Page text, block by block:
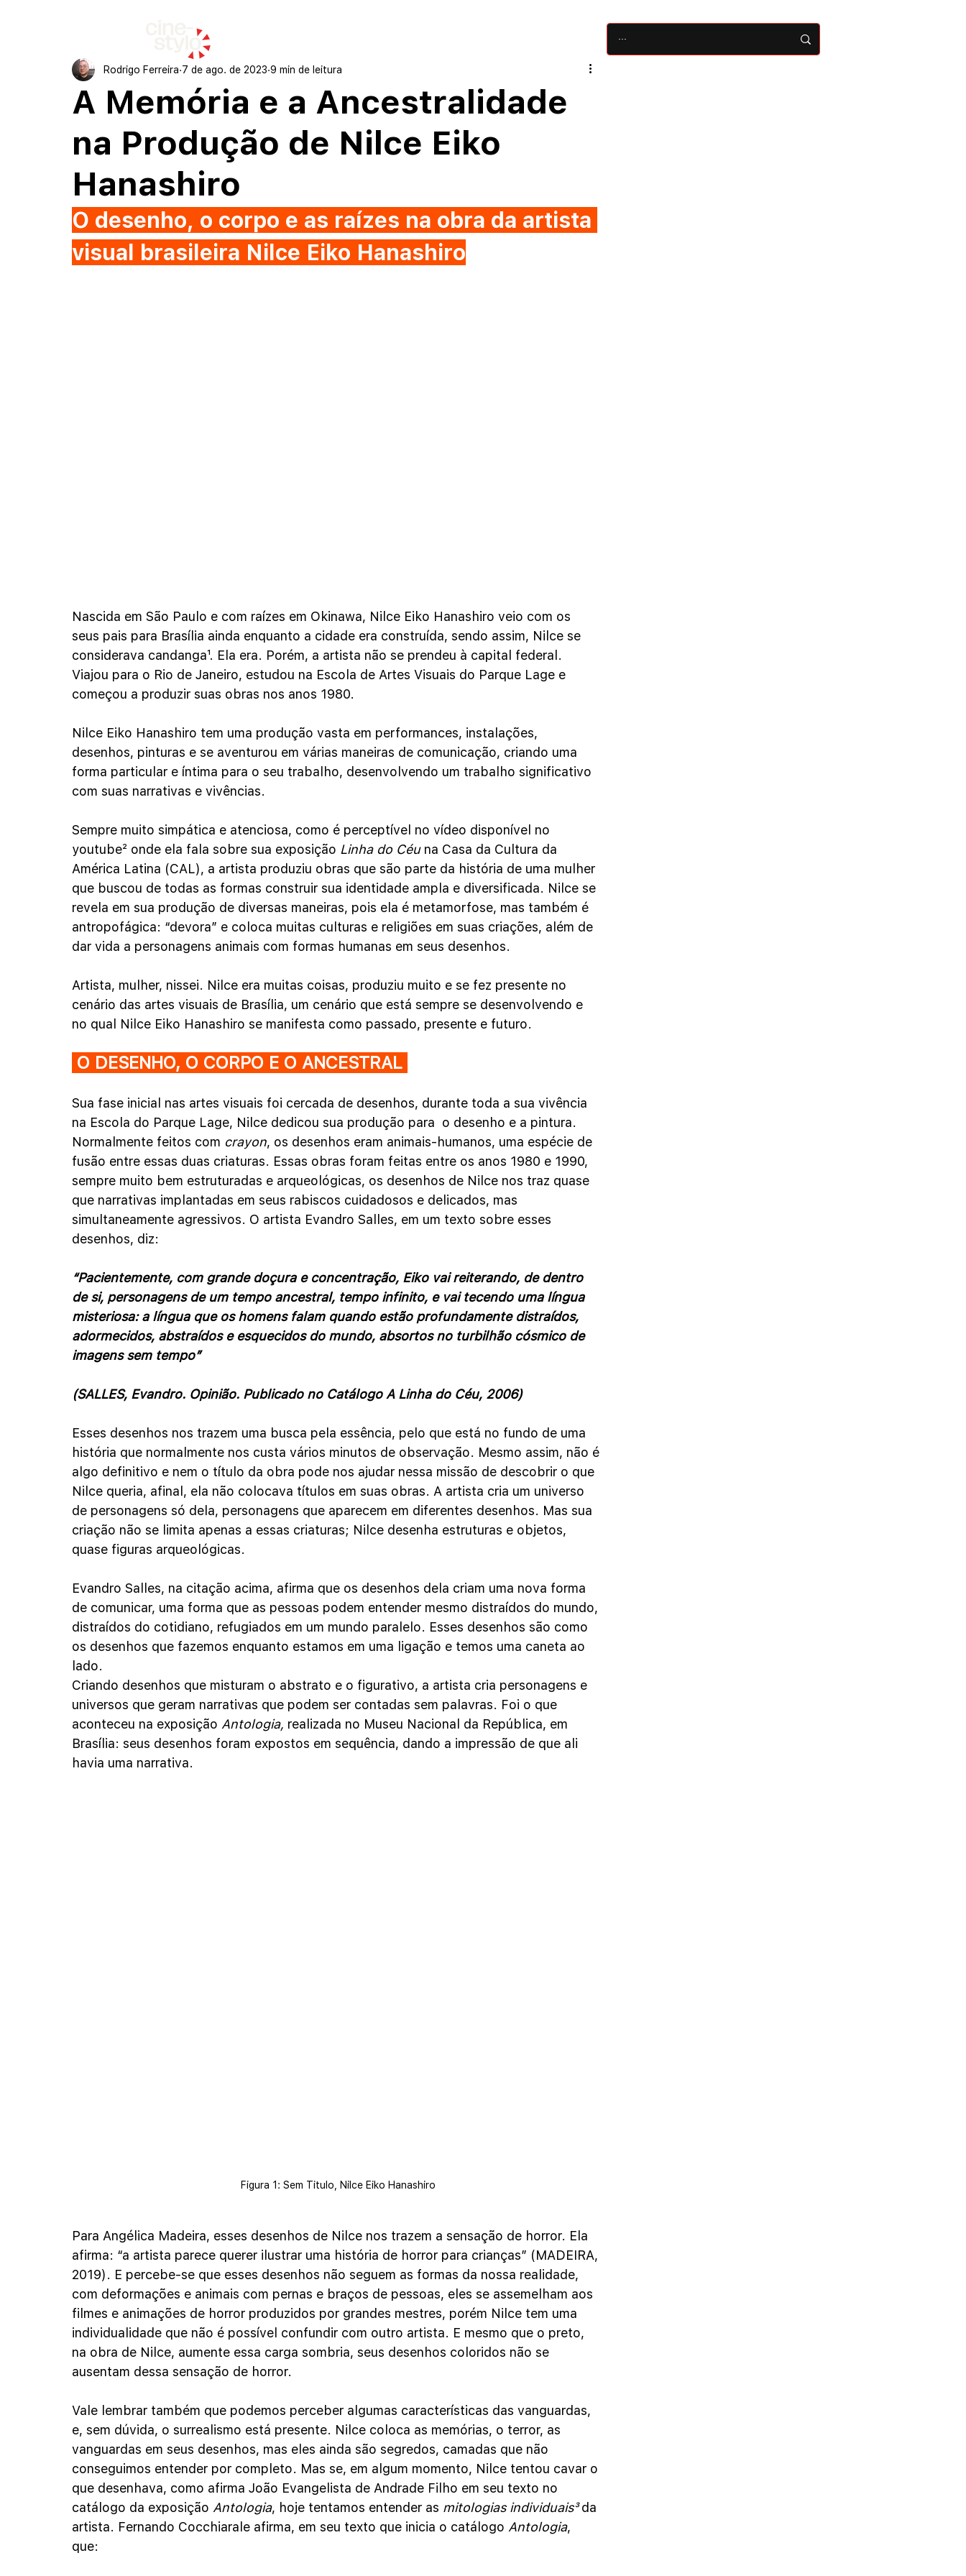
A Memória e a Ancestralidade
na Produção de Nilce Eiko
Hanashiro
Rodrigo Ferreira 7 de ago. de 2023 9 min de leitura
O desenho, o corpo e as raízes na obra da artista
visual brasileira Nilce Eiko Hanashiro
Nascida em São Paulo e com raízes em Okinawa, Nilce Eiko Hanashiro veio com os
seus pais para Brasília ainda enquanto a cidade era construída, sendo assim, Nilce se
considerava candanga¹. Ela era. Porém, a artista não se prendeu à capital federal.
Viajou para o Rio de Janeiro, estudou na Escola de Artes Visuais do Parque Lage e
começou a produzir suas obras nos anos 1980.
Nilce Eiko Hanashiro tem uma produção vasta em performances, instalações,
desenhos, pinturas e se aventurou em várias maneiras de comunicação, criando uma
forma particular e íntima para o seu trabalho, desenvolvendo um trabalho significativo
com suas narrativas e vivências.
Sempre muito simpática e atenciosa, como é perceptível no vídeo disponível no
youtube² onde ela fala sobre sua exposição Linha do Céu na Casa da Cultura da
América Latina (CAL), a artista produziu obras que são parte da história de uma mulher
que buscou de todas as formas construir sua identidade ampla e diversificada. Nilce se
revela em sua produção de diversas maneiras, pois ela é metamorfose, mas também é
antropofágica: “devora” e coloca muitas culturas e religiões em suas criações, além de
dar vida a personagens animais com formas humanas em seus desenhos.
Artista, mulher, nissei. Nilce era muitas coisas, produziu muito e se fez presente no
cenário das artes visuais de Brasília, um cenário que está sempre se desenvolvendo e
no qual Nilce Eiko Hanashiro se manifesta como passado, presente e futuro.
O DESENHO, O CORPO E O ANCESTRAL
Sua fase inicial nas artes visuais foi cercada de desenhos, durante toda a sua vivência
na Escola do Parque Lage, Nilce dedicou sua produção para  o desenho e a pintura.
Normalmente feitos com crayon, os desenhos eram animais-humanos, uma espécie de
fusão entre essas duas criaturas. Essas obras foram feitas entre os anos 1980 e 1990,
sempre muito bem estruturadas e arqueológicas, os desenhos de Nilce nos traz quase
que narrativas implantadas em seus rabiscos cuidadosos e delicados, mas
simultaneamente agressivos. O artista Evandro Salles, em um texto sobre esses
desenhos, diz:
“Pacientemente, com grande doçura e concentração, Eiko vai reiterando, de dentro
de si, personagens de um tempo ancestral, tempo infinito, e vai tecendo uma língua
misteriosa: a língua que os homens falam quando estão profundamente distraídos,
adormecidos, abstraídos e esquecidos do mundo, absortos no turbilhão cósmico de
imagens sem tempo”
(SALLES, Evandro. Opinião. Publicado no Catálogo A Linha do Céu, 2006)
Esses desenhos nos trazem uma busca pela essência, pelo que está no fundo de uma
história que normalmente nos custa vários minutos de observação. Mesmo assim, não é
algo definitivo e nem o título da obra pode nos ajudar nessa missão de descobrir o que
Nilce queria, afinal, ela não colocava títulos em suas obras. A artista cria um universo
de personagens só dela, personagens que aparecem em diferentes desenhos. Mas sua
criação não se limita apenas a essas criaturas; Nilce desenha estruturas e objetos,
quase figuras arqueológicas.
Evandro Salles, na citação acima, afirma que os desenhos dela criam uma nova forma
de comunicar, uma forma que as pessoas podem entender mesmo distraídos do mundo,
distraídos do cotidiano, refugiados em um mundo paralelo. Esses desenhos são como
os desenhos que fazemos enquanto estamos em uma ligação e temos uma caneta ao
lado.
Criando desenhos que misturam o abstrato e o figurativo, a artista cria personagens e
universos que geram narrativas que podem ser contadas sem palavras. Foi o que
aconteceu na exposição Antologia, realizada no Museu Nacional da República, em
Brasília: seus desenhos foram expostos em sequência, dando a impressão de que ali
havia uma narrativa.
Figura 1: Sem Titulo, Nilce Eiko Hanashiro
Para Angélica Madeira, esses desenhos de Nilce nos trazem a sensação de horror. Ela
afirma: “a artista parece querer ilustrar uma história de horror para crianças” (MADEIRA,
2019). E percebe-se que esses desenhos não seguem as formas da nossa realidade,
com deformações e animais com pernas e braços de pessoas, eles se assemelham aos
filmes e animações de horror produzidos por grandes mestres, porém Nilce tem uma
individualidade que não é possível confundir com outro artista. E mesmo que o preto,
na obra de Nilce, aumente essa carga sombria, seus desenhos coloridos não se
ausentam dessa sensação de horror.
Vale lembrar também que podemos perceber algumas características das vanguardas,
e, sem dúvida, o surrealismo está presente. Nilce coloca as memórias, o terror, as
vanguardas em seus desenhos, mas eles ainda são segredos, camadas que não
conseguimos entender por completo. Mas se, em algum momento, Nilce tentou cavar o
que desenhava, como afirma João Evangelista de Andrade Filho em seu texto no
catálogo da exposição Antologia, hoje tentamos entender as mitologias individuais³ da
artista. Fernando Cocchiarale afirma, em seu texto que inicia o catálogo Antologia,
que: